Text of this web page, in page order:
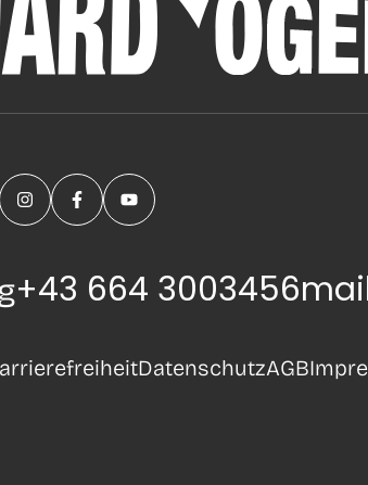
+43 664 3003456
DatenschutzAGB